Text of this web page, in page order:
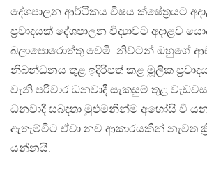
දේශපාලන ආර්ථිකය විෂය ක්ෂේත්‍රයට
ප්‍රවාදයක් දේශපාලන විද්‍යාවට අදාළව
බලාපොරොත්තු වෙමි. නිව්ටන් ඔහුගේ
නිබන්ධනය තුළ ඉදිරිපත් කළ මූලික
වැනි පරිවාර ධනවාදී සැකසුම් තුළ
ධනවාදී සබඳතා මුළුමනින්ම අහෝසි වී
ඇතැම්විට ඒවා නව ආකාරයකින් නැවත
යන්නයි.